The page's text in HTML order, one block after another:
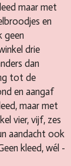
maar met
en
geen
drie
dan
tot de
en aangaf
maar met
vier, vijf, zes
aandacht ook
kleed, wél -